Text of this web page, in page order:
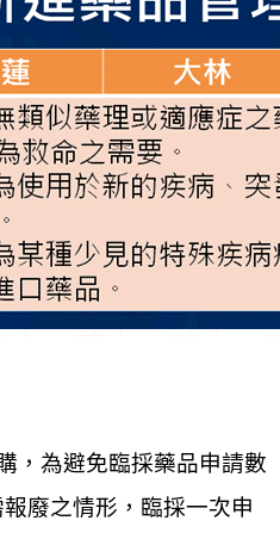
，為避免臨採藥品申請數
廢之情形，臨採一次申